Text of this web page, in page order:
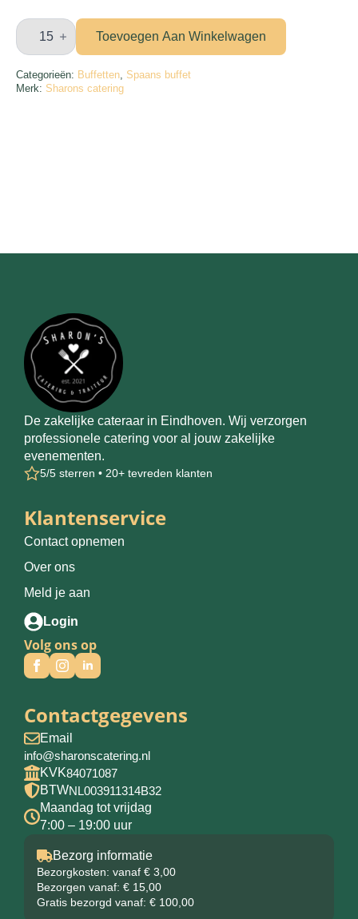
Deluxe
paella
pincho
tapas
en
Toevoegen Aan Winkelwagen
Categorieën: Buffetten, Spaans buffet
Merk: Sharons catering
De zakelijke cateraar in Eindhoven. Wij verzorgen
professionele catering voor al jouw zakelijke
evenementen.
5/5 sterren • 20+ tevreden klanten
Klantenservice
Contact opnemen
Over ons
Meld je aan
Login
Volg ons op
Contactgegevens
Email
info@sharonscatering.nl
KVK84071087
BTWNL003911314B32
Maandag tot vrijdag
7:00 – 19:00 uur
Bezorg informatie
Bezorgkosten: vanaf € 3,00
Bezorgen vanaf: € 15,00
Gratis bezorgd vanaf: € 100,00